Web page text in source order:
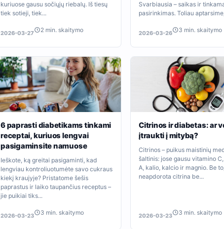
kuriuose gausu sočiųjų riebalų. Iš tiesų
tiek sotieji, tiek...
2026-03-27 2 min. skaitymo
Svarbiausia – saikas ir
pasirinkimas. Toliau
2026-03-26 3 min. skaitymo
6 paprasti diabetikams tinkami
receptai, kuriuos lengvai
pasigaminsite namuose
Ieškote, ką greitai pasigaminti, kad
lengviau kontroliuotumėte savo cukraus
kiekį kraujyje? Pristatome šešis
paprastus ir laiko taupančius receptus –
jie puikiai tiks...
2026-03-23 3 min. skaitymo
Citrinos ir diabetas: ar
įtraukti į mitybą?
Citrinos – puikus maistinių
šaltinis: jose gausu vitamino
A, kalio, kalcio ir magnio. Be
neapdorota citrina be...
2026-03-23 3 min. skaitymo